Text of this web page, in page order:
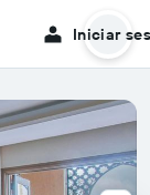
Iniciar